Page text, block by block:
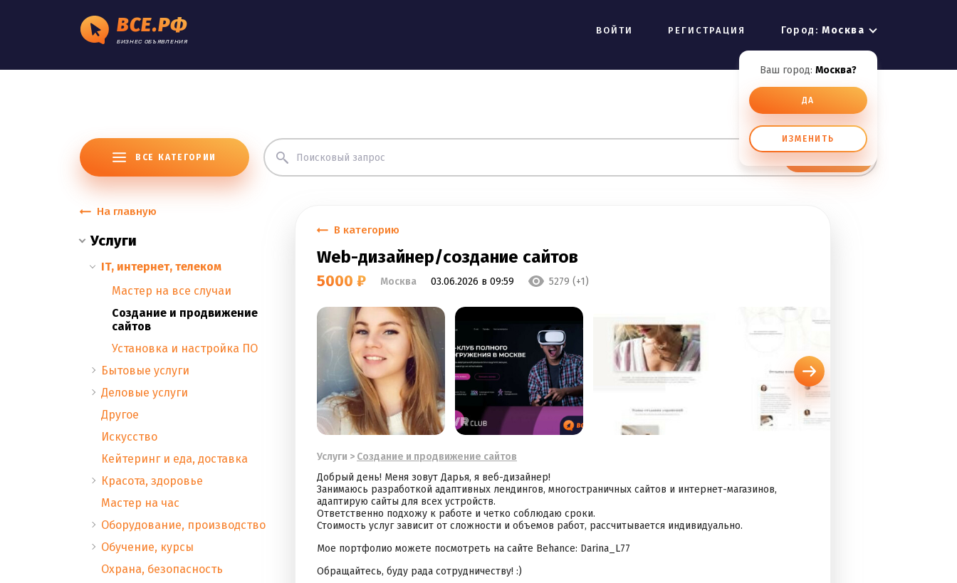
ВСЕ.РФ
БИЗНЕС ОБЪЯВЛЕНИЯ
ВОЙТИ РЕГИСТРАЦИЯ Город:Москва
Ваш город: Москва?
ДА
ИЗМЕНИТЬ
ВСЕ КАТЕГОРИИ
На главную
Услуги
IT, интернет, телеком
Мастер на все случаи
Cоздание и продвижение
сайтов
Установка и настройка ПО
Бытовые услуги
Деловые услуги
Другое
Искусство
Кейтеринг и еда, доставка
Красота, здоровье
Мастер на час
Оборудование, производство
Обучение, курсы
Охрана, безопасность
В категорию
Web-дизайнер/создание сайтов
5000 ₽ Москва 03.06.2026 в 09:59 5279 (+1)
Услуги > Cоздание и продвижение сайтов
Добрый день! Меня зовут Дарья, я веб-дизайнер!
Занимаюсь разработкой адаптивных лендингов, многостраничных сайтов и интернет-магазинов,
адаптирую сайты для всех устройств.
Ответственно подхожу к работе и четко соблюдаю сроки.
Стоимость услуг зависит от сложности и объемов работ, рассчитывается индивидуально.
Мое портфолио можете посмотреть на сайте Behance: Darina_L77
Обращайтесь, буду рада сотрудничеству! :)